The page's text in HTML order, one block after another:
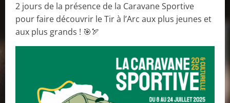
2 jours de la présence de la Caravane Sportive
pour faire découvrir le Tir à l’Arc aux plus jeunes et
aux plus grands ! 🎯🏹